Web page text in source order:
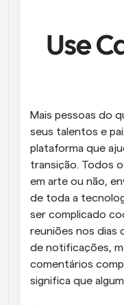
Agendamento
Automatizar
Mantenha-se
Reuniões
Reunião com
Links de Grupo
Agende
Webhooks
Receba
Use
Mais pessoas do
seus talentos e
plataforma que
transição. Todos
em arte ou não,
de toda a
ser complicado
reuniões nos dias
de notificações,
comentários
significa que